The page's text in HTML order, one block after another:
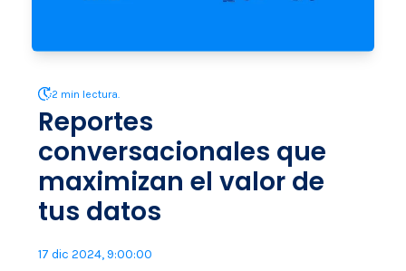
2 min lectura.
Reportes
conversacionales que
maximizan el valor de
tus datos
17 dic 2024, 9:00:00